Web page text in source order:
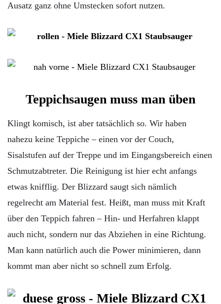
Ausatz ganz ohne Umstecken sofort nutzen.
Teppichsaugen muss man üben
Klingt komisch, ist aber tatsächlich so. Wir haben
nahezu keine Teppiche – einen vor der Couch,
Sisalstufen auf der Treppe und im Eingangsbereich einen
Schmutzabtreter. Die Reinigung ist hier echt anfangs
etwas knifflig. Der Blizzard saugt sich nämlich
regelrecht am Material fest. Heißt, man muss mit Kraft
über den Teppich fahren – Hin- und Herfahren klappt
auch nicht, sondern nur das Abziehen in eine Richtung.
Man kann natürlich auch die Power minimieren, dann
kommt man aber nicht so schnell zum Erfolg.